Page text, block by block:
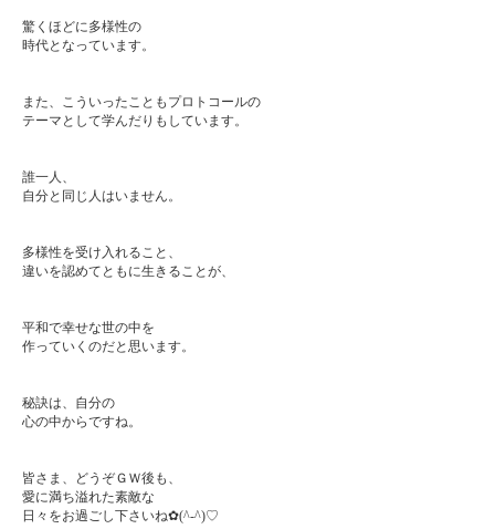
驚くほどに多様性の
時代となっています。
また、こういったこともプロトコールの
テーマとして学んだりもしています。
誰一人、
自分と同じ人はいません。
多様性を受け入れること、
違いを認めてともに生きることが、
平和で幸せな世の中を
作っていくのだと思います。
秘訣は、自分の
心の中からですね。
皆さま、どうぞＧＷ後も、
愛に満ち溢れた素敵な
日々をお過ごし下さいね✿(^-^)♡